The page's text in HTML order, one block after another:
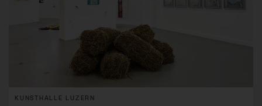
KUNSTHALLE LUZERN